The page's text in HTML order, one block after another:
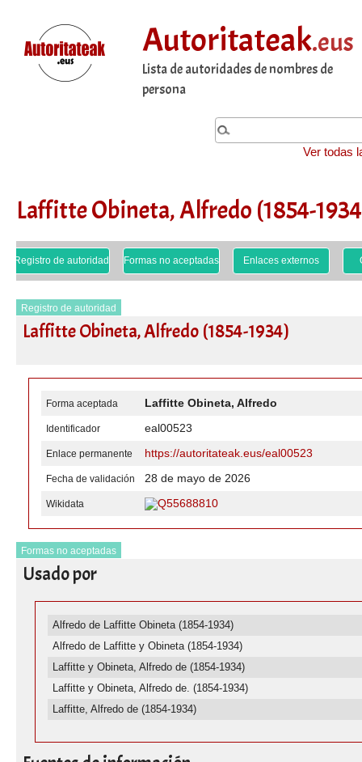
Autoritateak.eus
Lista de autoridades de nombres de
persona
Ver todas
Laffitte Obineta, Alfredo (1854-
Registro de autoridad Formas no aceptadas Enlaces externos
Registro de autoridad
Laffitte Obineta, Alfredo (1854-1934)
Forma aceptada Laffitte Obineta, Alfredo
Identificador eal00523
Enlace permanente https://autoritateak.eus/eal00523
Fecha de validación 28 de mayo de 2026
Wikidata Q55688810
Formas no aceptadas
Usado por
Alfredo de Laffitte Obineta (1854-1934)
Alfredo de Laffitte y Obineta (1854-1934)
Laffitte y Obineta, Alfredo de (1854-1934)
Laffitte y Obineta, Alfredo de. (1854-1934)
Laffitte, Alfredo de (1854-1934)